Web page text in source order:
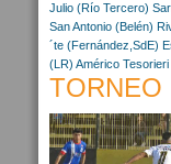
Julio (Río Tercero)
San Antonio (Belén)
´te (Fernández,SdE)
(LR) Américo Tesorieri
TORNEO